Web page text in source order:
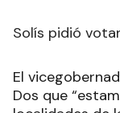
Solís pidió
El
Dos que